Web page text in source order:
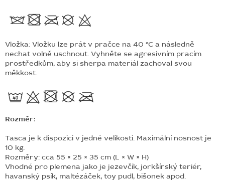
Vložka: Vložku lze prát v pračce na 40 °C a následně
nechat volně uschnout. Vyhněte se agresivním pracím
prostředkům, aby si sherpa materiál zachoval svou
měkkost.
Rozměr:
Tasca je k dispozici v jedné velikosti. Maximální nosnost je
10 kg.
Rozměry: cca 55 × 25 × 35 cm (L × W × H)
Vhodné pro plemena jako je jezevčík, jorkšírský teriér,
havanský psík, maltézáček, toy pudl, bišonek apod.